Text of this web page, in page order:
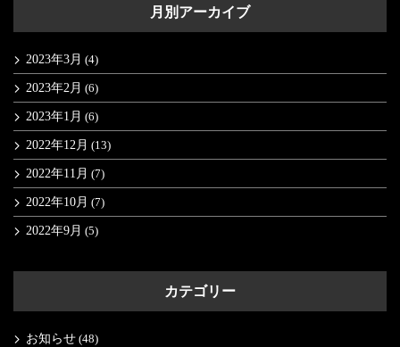
月別アーカイブ
2023年3月 (4)
2023年2月 (6)
2023年1月 (6)
2022年12月 (13)
2022年11月 (7)
2022年10月 (7)
2022年9月 (5)
カテゴリー
お知らせ (48)